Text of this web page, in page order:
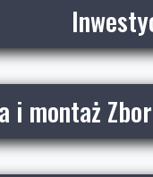
i montaż